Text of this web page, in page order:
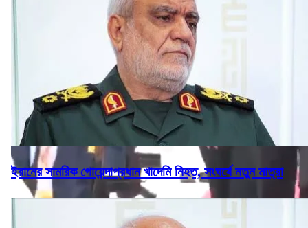
ইরানের সামরিক গোয়েন্দাপ্রধান খাদেমি নিহত, সংঘর্ষে নতুন মাত্রা